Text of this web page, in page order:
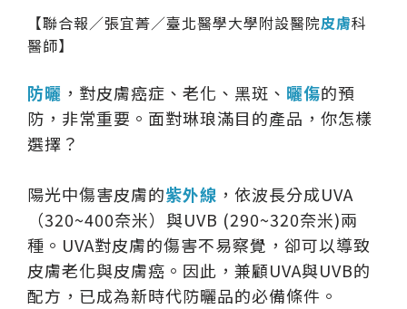
【聯合報／張宜菁／臺北醫學大學附設醫院皮膚科
醫師】
防曬 ，對皮膚癌症、老化、黑斑、 曬傷的預
防，非常重要。面對琳琅滿目的產品，你怎樣
選擇？
陽光中傷害皮膚的紫外線 ，依波長分成UVA
（320~400奈米）與UVB (290~320奈米)兩
種。UVA對皮膚的傷害不易察覺，卻可以導致
皮膚老化與皮膚癌。因此，兼顧UVA與UVB的
配方，已成為新時代防曬品的必備條件。